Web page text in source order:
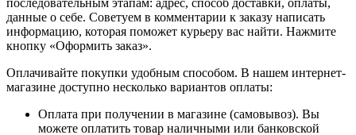
данные о себе. Советуем в комментарии к заказу написать
информацию, которая поможет курьеру вас найти. Нажмите
кнопку «Оформить заказ».
Оплачивайте покупки удобным способом. В нашем интернет-
магазине доступно несколько вариантов оплаты:
Оплата при получении в магазине (самовывоз). Вы
можете оплатить товар наличными или банковской